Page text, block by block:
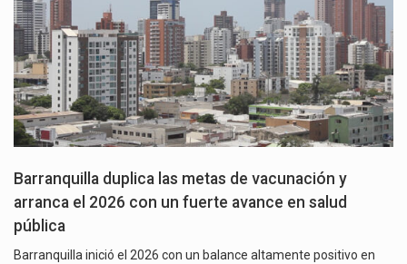
Barranquilla duplica las metas de vacunación y
arranca el 2026 con un fuerte avance en salud
pública
Barranquilla inició el 2026 con un balance altamente positivo en